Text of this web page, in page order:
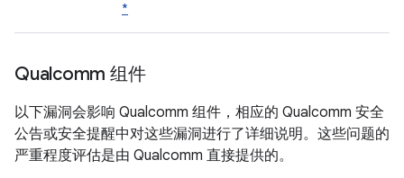
*
Qualcomm 组件
以下漏洞会影响 Qualcomm 组件，相应的 Qualcomm 安全
公告或安全提醒中对这些漏洞进行了详细说明。这些问题的
严重程度评估是由 Qualcomm 直接提供的。